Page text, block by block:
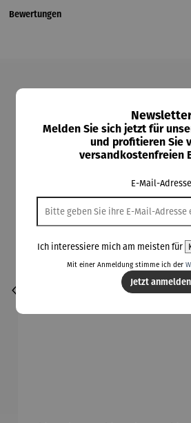
Bewertungen
Produktgalerie überspringen
Kunden kauften
Melden Sie sich jetzt für
und profitieren Sie
versandkostenfreien
E-Mail-Adresse
Ich interessiere mich am meisten für
Mit einer Anmeldung stimme ich der
Jetzt